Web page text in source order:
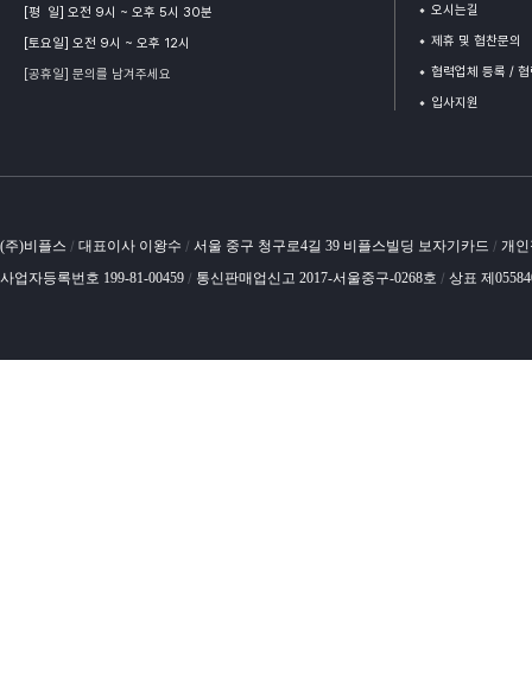
[평 일] 오전 9시 ~ 오후 5시 30분
[토요일] 오전 9시 ~ 오후 12시
[공휴일] 문의를 남겨주세요
오시는길
제휴 및 협찬문의
협력업체 등록 /
입사지원
(주)비플스 / 대표이사 이왕수 / 서울 중구 청구로4길 39 비플스빌딩 보자기카드 / 개
사업자등록번호 199-81-00459 / 통신판매업신고 2017-서울중구-0268호 / 상표 제